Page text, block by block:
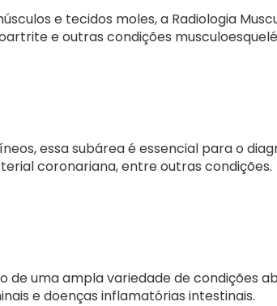
e tecidos moles, a Radiologia
e outras condições
essa subárea é essencial para o
coronariana, entre outras condições.
de uma ampla variedade de condições
e doenças inflamatórias intestinais.